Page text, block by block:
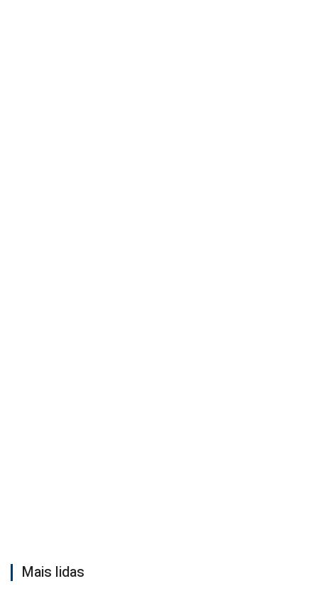
Mais lidas